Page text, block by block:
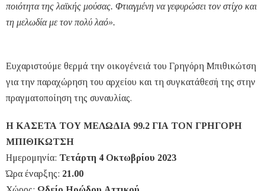
ποιότητα της λαϊκής μούσας. Φτιαγμένη να γεφυρώσει τον στίχο και
τη μελωδία με τον πολύ λαό».
Eυχαριστούμε θερμά την οικογένειά του Γρηγόρη Μπιθικώτση
για την παραχώρηση του αρχείου και τη συγκατάθεσή της στην
πραγματοποίηση της συναυλίας.
Η ΚΑΣΕΤΑ ΤΟΥ ΜΕΛΩΔΙΑ 99.2 ΓΙΑ ΤΟΝ ΓΡΗΓΟΡΗ
ΜΠΙΘΙΚΩΤΣΗ
Ημερομηνία: Τετάρτη 4 Οκτωβρίου 2023
Ώρα έναρξης: 21.00